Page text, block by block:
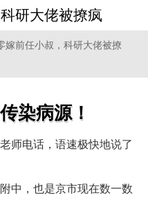
研大佬被撩疯
嫁前任小叔，科研大佬被撩
染病源！
师电话，语速极快地说了
中，也是京市现在数一数